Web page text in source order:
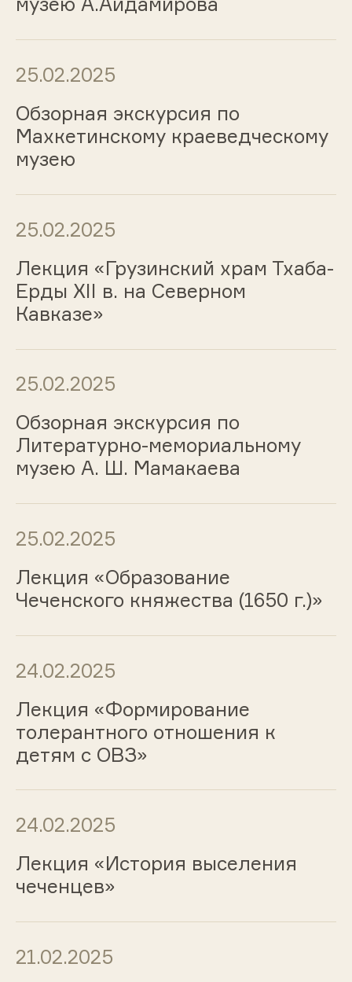
25.02.2025
Обзорная экскурсия по
Махкетинскому краеведческому
музею
25.02.2025
Лекция «Грузинский храм Тхаба-
Ерды XII в. на Северном
Кавказе»
25.02.2025
Обзорная экскурсия по
Литературно-мемориальному
музею А. Ш. Мамакаева
25.02.2025
Лекция «Образование
Чеченского княжества (1650 г.)»
24.02.2025
Лекция «Формирование
толерантного отношения к
детям с ОВЗ»
24.02.2025
Лекция «История выселения
чеченцев»
21.02.2025